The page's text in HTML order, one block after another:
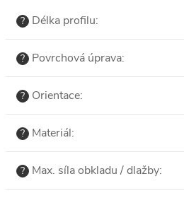
? Délka profilu:
? Povrchová úprava:
? Orientace:
? Materiál:
? Max. síla obkladu / dlažby: